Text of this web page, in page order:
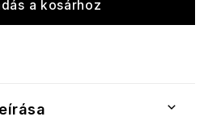
a kosárhoz